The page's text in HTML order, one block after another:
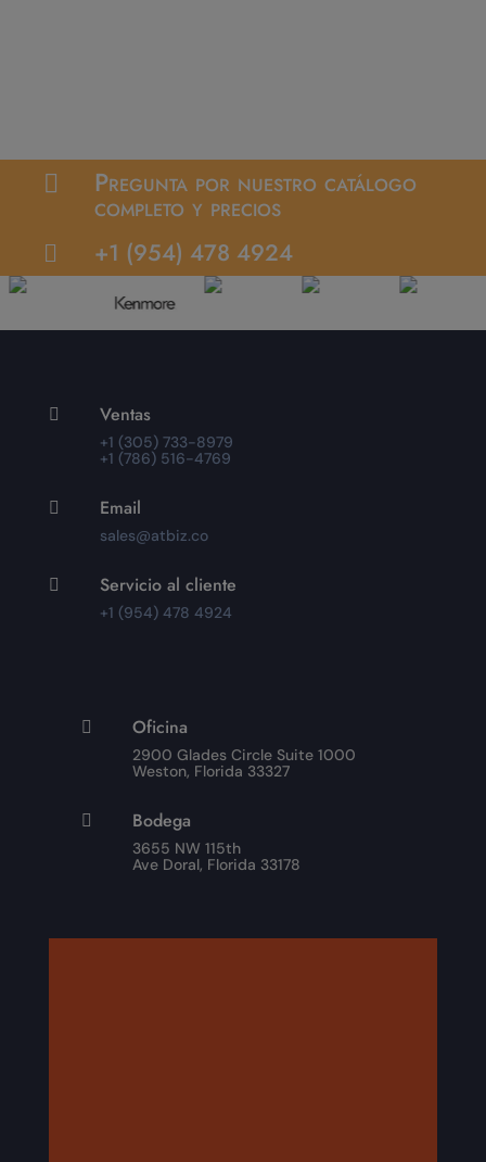
 Pregunta por nuestro catálogo
completo y precios
 +1 (954) 478 4924
 Ventas
+1 (305) 733-8979
+1 (786) 516-4769
 Email
sales@atbiz.co
 Servicio al cliente
+1 (954) 478 4924
 Oficina
2900 Glades Circle Suite 1000
Weston, Florida 33327
 Bodega
3655 NW 115th
Ave Doral, Florida 33178